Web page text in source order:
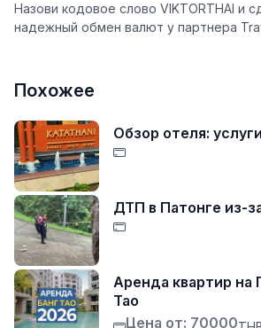
Назови кодовое слово VIKTORTHAI и
надежный обмен валют у партнера
Похожее
Обзор отеля:
ДТП в Патонге из-
Аренда квартир на
Тао
Цена от: 70000